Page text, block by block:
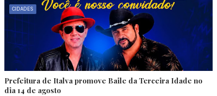
CIDADES
Prefeitura de Italva promove Baile da Terceira Idade no
dia 14 de agosto